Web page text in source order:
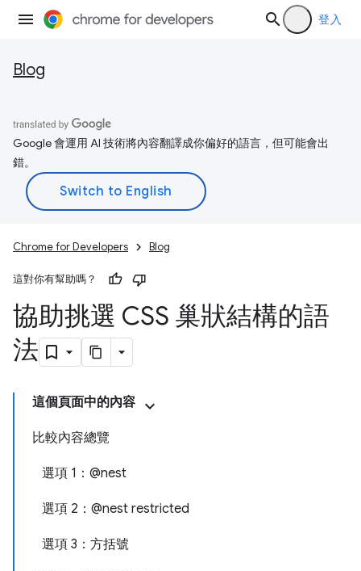
登入
Blog
Google 會運用 AI 技術將內容翻譯成你偏好的語言，但可能會出
錯。
Chrome for Developers Blog
這對你有幫助嗎？
協助挑選 CSS 巢狀結構的語
法
這個頁面中的內容
比較內容總覽
選項 1：@nest
選項 2：@nest restricted
選項 3：方括號